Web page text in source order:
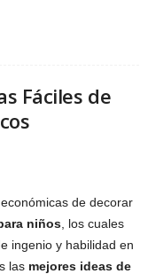
Fáciles de
de decorar
niños , los cuales
ingenio y habilidad en
las mejores ideas de